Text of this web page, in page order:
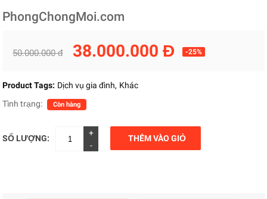
PhongChongMoi.com
50.000.000 đ 38.000.000 Đ -25%
Product Tags: Dịch vụ gia đình Khác
Tình trạng:
Còn hàng
SỐ LƯỢNG:
+
-
THÊM VÀO GIỎ